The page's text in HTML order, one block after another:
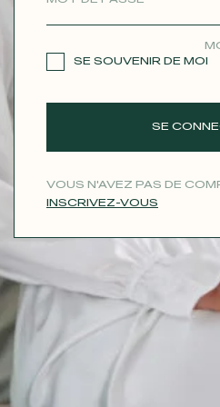
SE SOUVENIR DE MOI
SE
VOUS N'AVEZ PAS DE
INSCRIVEZ-VOUS